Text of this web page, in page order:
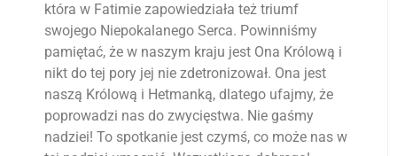
która w Fatimie zapowiedziała też triumf
swojego Niepokalanego Serca. Powinniśmy
pamiętać, że w naszym kraju jest Ona Królową i
nikt do tej pory jej nie zdetronizował. Ona jest
naszą Królową i Hetmanką, dlatego ufajmy, że
poprowadzi nas do zwycięstwa. Nie gaśmy
nadziei! To spotkanie jest czymś, co może nas w